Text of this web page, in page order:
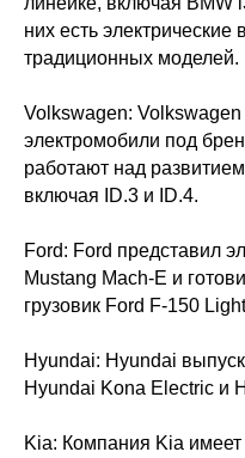
них есть электрические
традиционных моделей.
Volkswagen:
электромобили под
работают над
включая ID.3 и ID.4.
Ford: Ford представил
Mustang Mach-E и
грузовик Ford F-150
Hyundai: Hyundai
Hyundai Kona Electric и
Kia: Компания Kia имеет